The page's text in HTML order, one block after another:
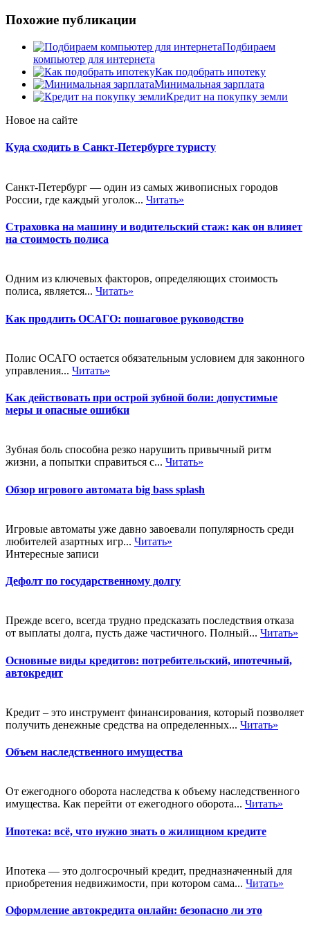
Похожие публикации
Подбираем
компьютер для интернета
Как подобрать ипотеку
Минимальная зарплата
Кредит на покупку земли
Новое на сайте
Куда сходить в Санкт-Петербурге туристу
Санкт-Петербург — один из самых живописных городов
России, где каждый уголок... Читать»
Страховка на машину и водительский стаж: как он влияет
на стоимость полиса
Одним из ключевых факторов, определяющих стоимость
полиса, является... Читать»
Как продлить ОСАГО: пошаговое руководство
Полис ОСАГО остается обязательным условием для законного
управления... Читать»
Как действовать при острой зубной боли: допустимые
меры и опасные ошибки
Зубная боль способна резко нарушить привычный ритм
жизни, а попытки справиться с... Читать»
Обзор игрового автомата big bass splash
Игровые автоматы уже давно завоевали популярность среди
любителей азартных игр... Читать»
Интересные записи
Дефолт по государственному долгу
Прежде всего, всегда трудно предсказать последствия отказа
от выплаты долга, пусть даже частичного. Полный... Читать»
Основные виды кредитов: потребительский, ипотечный,
автокредит
Кредит – это инструмент финансирования, который позволяет
получить денежные средства на определенных... Читать»
Объем наследственного имущества
От ежегодного оборота наследства к объему наследственного
имущества. Как перейти от ежегодного оборота... Читать»
Ипотека: всё, что нужно знать о жилищном кредите
Ипотека — это долгосрочный кредит, предназначенный для
приобретения недвижимости, при котором сама... Читать»
Оформление автокредита онлайн: безопасно ли это